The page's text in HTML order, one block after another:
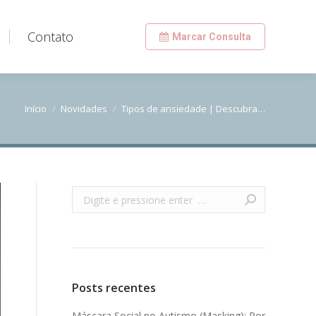
Contato Marcar Consulta
Você está aqui:
Início Novidades Tipos de ansiedade | Descubra…
Buscar
Posts recentes
Contato Marcar Consulta